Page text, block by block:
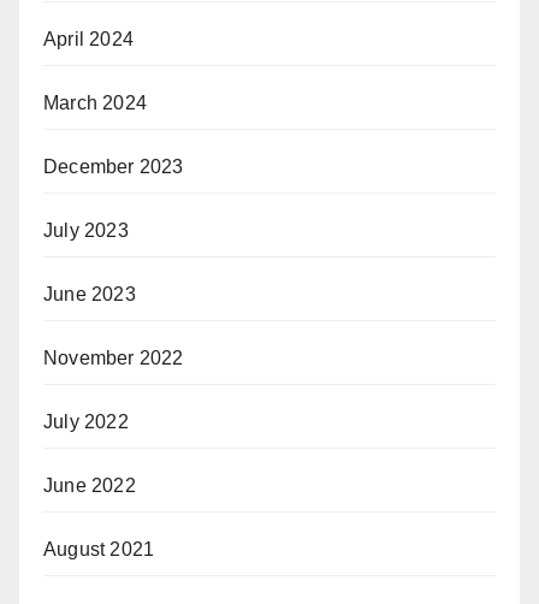
April 2024
March 2024
December 2023
July 2023
June 2023
November 2022
July 2022
June 2022
August 2021